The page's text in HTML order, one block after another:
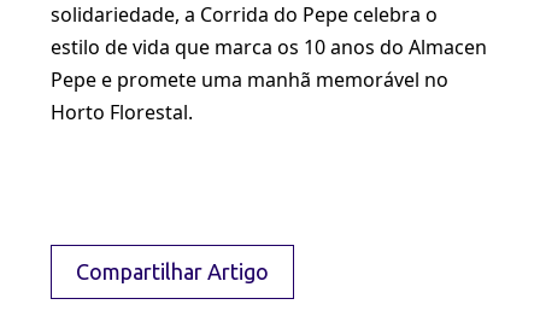
solidariedade, a Corrida do Pepe celebra o
estilo de vida que marca os 10 anos do Almacen
Pepe e promete uma manhã memorável no
Horto Florestal.
Compartilhar Artigo